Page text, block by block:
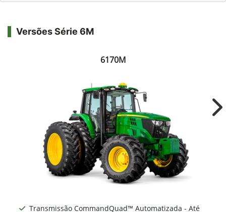
Versões Série 6M
6170M
Transmissão CommandQuad™ Automatizada - Até